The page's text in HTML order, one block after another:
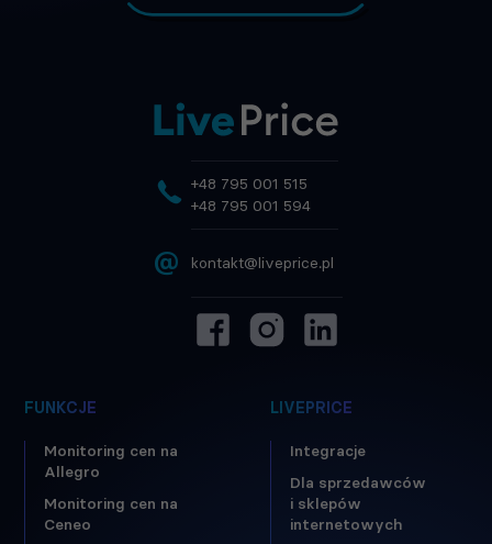
FUNKCJE
Monitoring cen na
Allegro
Monitoring cen na
Ceneo
LIVEPRICE
Integracje
Dla sprzedawców
i sklepów
internetowych
+48 795 001 515
+48 795 001 594
@ kontakt@liveprice.pl